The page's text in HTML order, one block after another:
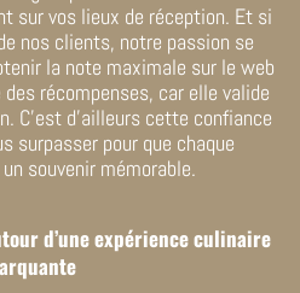
sur vos lieux de réception. Et si
nos clients, notre passion se
la note maximale sur le web
récompenses, car elle valide
C’est d’ailleurs cette confiance
surpasser pour que chaque
souvenir mémorable.
d’une expérience culinaire